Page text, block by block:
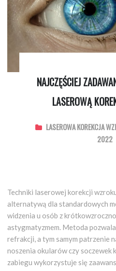
NAJCZĘŚCIEJ
LASEROWĄ
LASEROWA KOREKCJA
2022
Techniki laserowej korekcji
alternatywą dla standardowych
widzenia u osób z
astygmatyzmem. Metoda
refrakcji, a tym samym patrzenie
noszenia okularów czy soczewek
zabiegu wykorzystuje się